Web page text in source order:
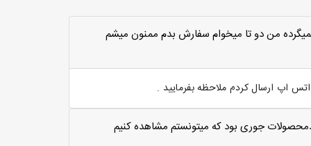
من دو تا ميخوام سفارش بدم ممنون ميشم
اپ ارسال کردم ملاحظه بفرمایید .
50سانت اگه کدمحصولات جوری بود که میتونستم مشاهده کنیم